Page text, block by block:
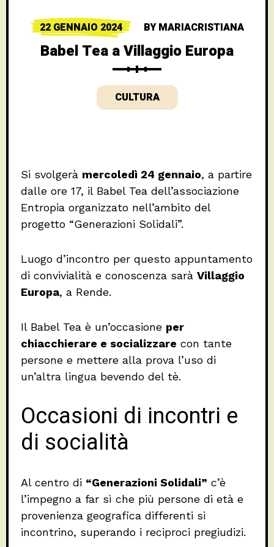
22 GENNAIO 2024 BYMARIACRISTIANA
Babel Tea a Villaggio Europa
CULTURA
Si svolgerà mercoledì 24 gennaio, a partire
dalle ore 17, il Babel Tea dell’associazione
Entropia organizzato nell’ambito del
progetto “Generazioni Solidali”.
Luogo d’incontro per questo appuntamento
di convivialità e conoscenza sarà Villaggio
Europa, a Rende.
Il Babel Tea è un’occasione per
chiacchierare e socializzare con tante
persone e mettere alla prova l’uso di
un’altra lingua bevendo del tè.
Occasioni di incontri e
di socialità
Al centro di “Generazioni Solidali” c’è
l’impegno a far sì che più persone di età e
provenienza geografica differenti si
incontrino, superando i reciproci pregiudizi.